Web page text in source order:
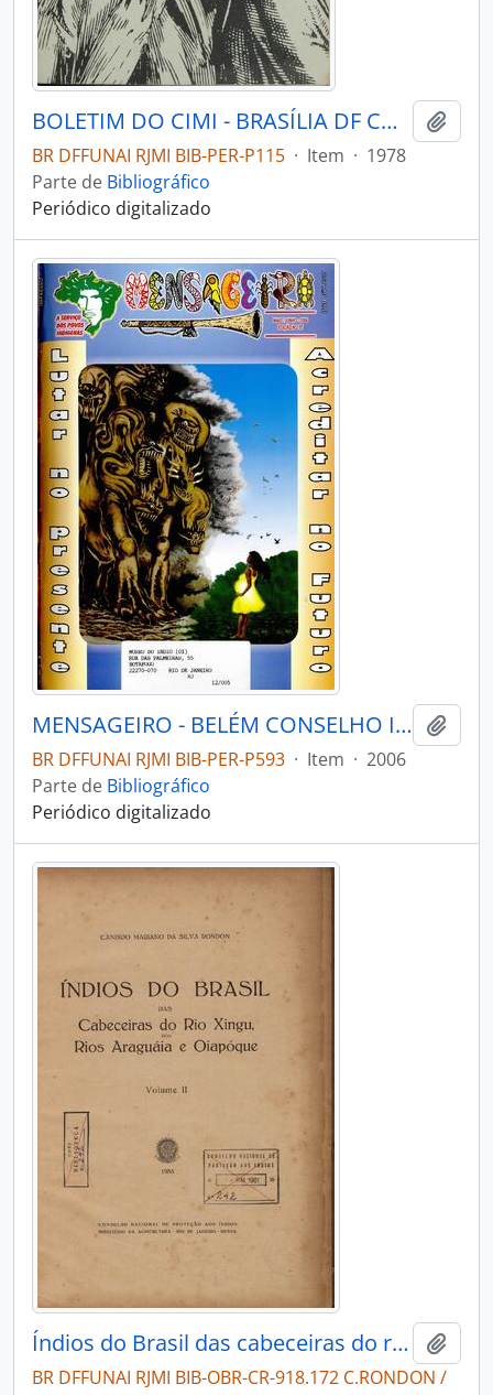
BOLETIM DO CIMI - BRASÍLIA DF CONSELHO INDIGENISTA MISSIONÁRIO - 1978 - Nº47
BR DFFUNAI RJMI BIB-PER-P115 · Item · 1978
Parte de Bibliográfico
Periódico digitalizado
MENSAGEIRO - BELÉM CONSELHO INDIGENISTA MISSIONÁRIO - 2006 - Nº157
BR DFFUNAI RJMI BIB-PER-P593 · Item · 2006
Parte de Bibliográfico
Periódico digitalizado
Índios do Brasil das cabeceiras do rio Xingu dos rios Araguaia e Oiapóque volume II
BR DFFUNAI RJMI BIB-OBR-CR-918.172 C.RONDON /